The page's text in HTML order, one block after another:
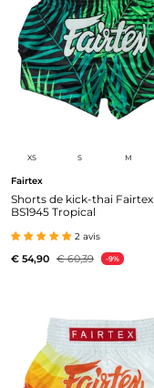
XS S M
Fairtex
Shorts de kick-thai Fairtex
BS1945 Tropical
2 avis
€ 54,90 € 60,39 -9%